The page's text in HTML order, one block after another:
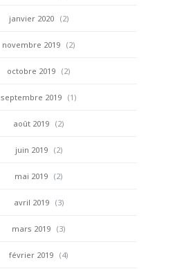
janvier 2020 (2)
novembre 2019 (2)
octobre 2019 (2)
septembre 2019 (1)
août 2019 (2)
juin 2019 (2)
mai 2019 (2)
avril 2019 (3)
mars 2019 (3)
février 2019 (4)